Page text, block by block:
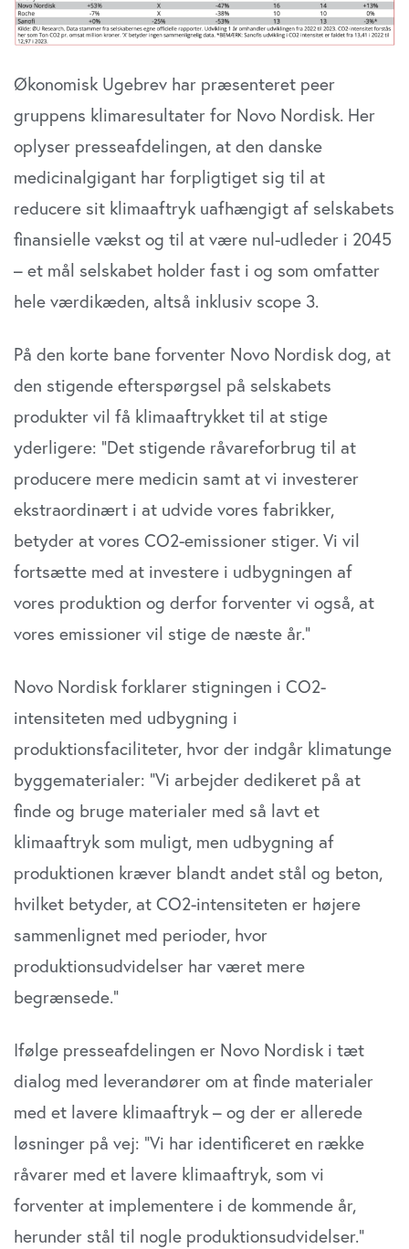
Økonomisk Ugebrev har præsenteret peer
gruppens klimaresultater for Novo Nordisk. Her
oplyser presseafdelingen, at den danske
medicinalgigant har forpligtiget sig til at
reducere sit klimaaftryk uafhængigt af selskabets
finansielle vækst og til at være nul-udleder i 2045
– et mål selskabet holder fast i og som omfatter
hele værdikæden, altså inklusiv scope 3.
På den korte bane forventer Novo Nordisk dog, at
den stigende efterspørgsel på selskabets
produkter vil få klimaaftrykket til at stige
yderligere: ”Det stigende råvareforbrug til at
producere mere medicin samt at vi investerer
ekstraordinært i at udvide vores fabrikker,
betyder at vores CO2-emissioner stiger. Vi vil
fortsætte med at investere i udbygningen af
vores produktion og derfor forventer vi også, at
vores emissioner vil stige de næste år.”
Novo Nordisk forklarer stigningen i CO2-
intensiteten med udbygning i
produktionsfaciliteter, hvor der indgår klimatunge
byggematerialer: ”Vi arbejder dedikeret på at
finde og bruge materialer med så lavt et
klimaaftryk som muligt, men udbygning af
produktionen kræver blandt andet stål og beton,
hvilket betyder, at CO2-intensiteten er højere
sammenlignet med perioder, hvor
produktionsudvidelser har været mere
begrænsede.”
Ifølge presseafdelingen er Novo Nordisk i tæt
dialog med leverandører om at finde materialer
med et lavere klimaaftryk – og der er allerede
løsninger på vej: ”Vi har identificeret en række
råvarer med et lavere klimaaftryk, som vi
forventer at implementere i de kommende år,
herunder stål til nogle produktionsudvidelser.”